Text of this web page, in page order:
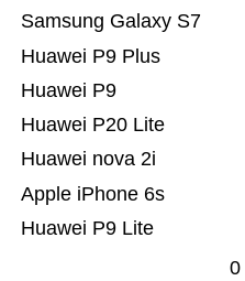
Huawei P9 Lite
Apple iPhone 6s
Huawei nova 2i
Huawei P20 Lite
Huawei P9
Huawei P9 Plus
Samsung Galaxy S7
0